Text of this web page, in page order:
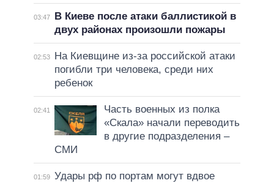
03:47
В Киеве после атаки баллистикой в
двух районах произошли пожары
02:53
На Киевщине из-за российской атаки
погибли три человека, среди них
ребенок
02:41
Часть военных из полка
«Скала» начали переводить
в другие подразделения –
СМИ
01:59 Удары рф по портам могут вдвое